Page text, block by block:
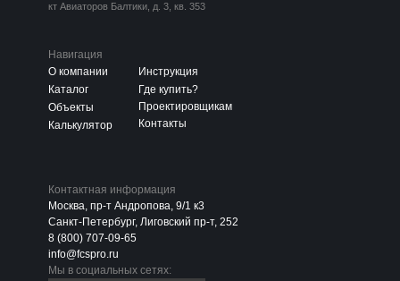
Навигация
О компании
Каталог
Объекты
Калькулятор
Инструкция
Где купить?
Проектировщикам
Контакты
Контактная информация
Москва, пр-т Андропова, 9/1 к3
Санкт-Петербург, Лиговский пр-т, 252
8 (800) 707-09-65
info@fcspro.ru
Мы в социальных сетях:
кт Авиаторов Балтики, д. 3, кв. 353